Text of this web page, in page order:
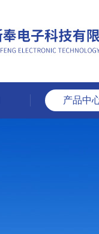
产品中